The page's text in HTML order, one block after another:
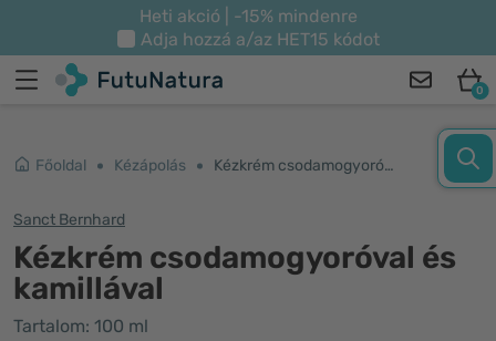
Heti akció | -15% mindenre
Adja hozzá a/az HET15 kódot
0
Főoldal Kézápolás Kézkrém csodamogyoróval és kamillával
Sanct Bernhard
Kézkrém csodamogyoróval és
kamillával
Tartalom: 100 ml